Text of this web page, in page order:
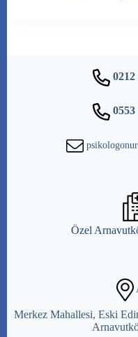
0212
0553
Özel
Merkez Mahallesi, Eski